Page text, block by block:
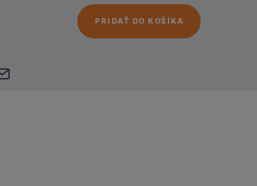
PRIDAŤ DO KOŠÍKA